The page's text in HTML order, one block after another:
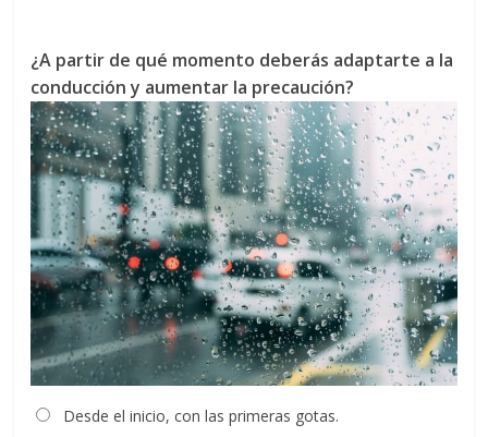
¿A partir de qué momento deberás adaptarte a la
conducción y aumentar la precaución?
Desde el inicio, con las primeras gotas.